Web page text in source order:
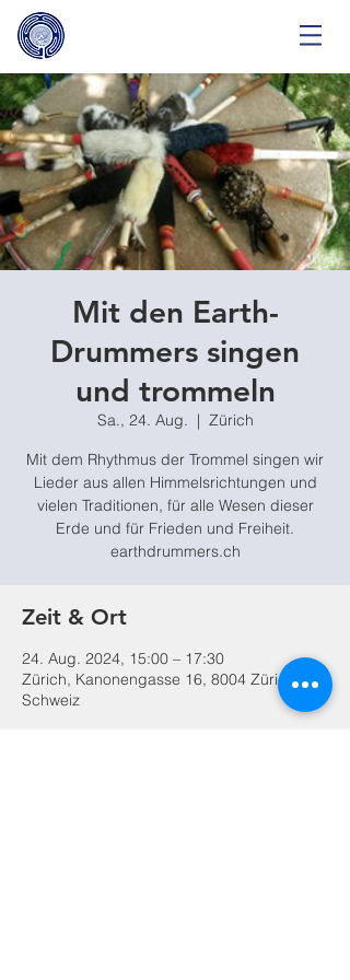
Mit den Earth-
Drummers singen
und trommeln
Sa., 24. Aug.
  |
Zürich
Mit dem Rhythmus der Trommel singen wir
Lieder aus allen Himmelsrichtungen und
vielen Traditionen, für alle Wesen dieser
Erde und für Frieden und Freiheit.
Zeit & Ort
24. Aug. 2024, 15:00 – 17:30
Zürich, Kanonengasse 16, 8004 Zürich,
Schweiz